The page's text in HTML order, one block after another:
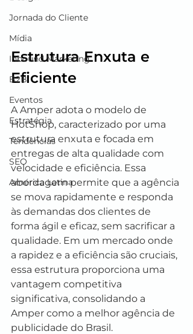
Jornada do Cliente
Mídia
Inbound Marketing
B2B
Eventos
Estratégia
Tendências
SEO
América Latina
Estrutura Enxuta e
Eficiente
A Amper adota o modelo de
HotShop, caracterizado por uma
estrutura enxuta e focada em
entregas de alta qualidade com
velocidade e eficiência. Essa
abordagem permite que a agência
se mova rapidamente e responda
às demandas dos clientes de
forma ágil e eficaz, sem sacrificar a
qualidade. Em um mercado onde
a rapidez e a eficiência são cruciais,
essa estrutura proporciona uma
vantagem competitiva
significativa, consolidando a
Amper como a melhor agência de
publicidade do Brasil.